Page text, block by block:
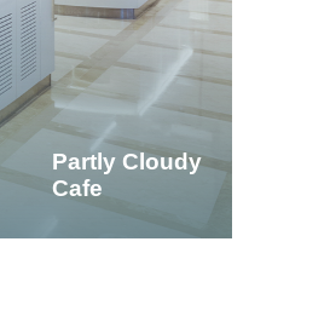
Partly Cloudy
Cafe